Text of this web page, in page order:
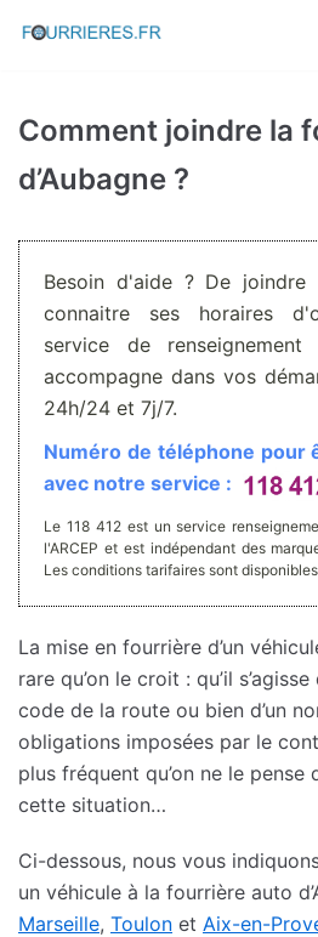
Aller
Comment joindre la
d’Aubagne ?
Besoin d'aide ? De
connaitre ses horaires
service de renseignement
accompagne dans vos
24h/24 et 7j/7.
Numéro de téléphone pour
avec notre service :
Le 118 412 est un service
l'ARCEP et est indépendant des
Les conditions tarifaires sont
La mise en fourrière d’un
rare qu’on le croit : qu’il
code de la route ou bien d’un
obligations imposées par le
plus fréquent qu’on ne le pense
cette situation…
Ci-dessous, nous vous
un véhicule à la fourrière auto
Marseille, Toulon et Aix-en-